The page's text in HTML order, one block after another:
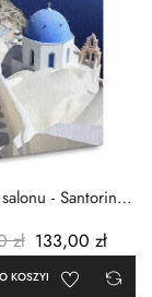
- Santorini -
zł 133,00 zł
KOSZYKA